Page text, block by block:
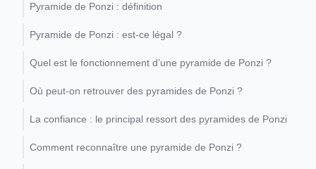
Pyramide de Ponzi : définition
Pyramide de Ponzi : est-ce légal ?
Quel est le fonctionnement d’une pyramide de Ponzi ?
Où peut-on retrouver des pyramides de Ponzi ?
La confiance : le principal ressort des pyramides de Ponzi
Comment reconnaître une pyramide de Ponzi ?